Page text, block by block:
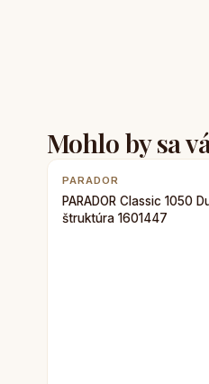
Mohlo by sa
PARADOR
PARADOR Classic 1050
štruktúra 1601447